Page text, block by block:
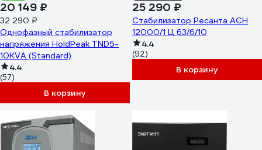
20 149 ₽
32 290 ₽
Однофазный стабилизатор
напряжения HoldPeak TND5-
10KVA (Standard)
4.4
(57)
В корзину
25 290 ₽
Стабилизатор Ресанта АСН
12000/1 Ц 63/6/10
4.4
(92)
В корзину